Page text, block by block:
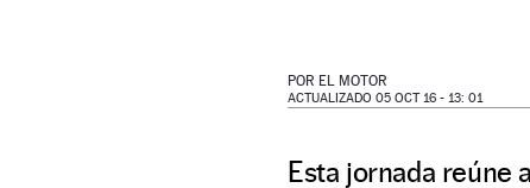
POR EL MOTOR
ACTUALIZADO 05 OCT 16 - 13: 01
Esta jornada reúne